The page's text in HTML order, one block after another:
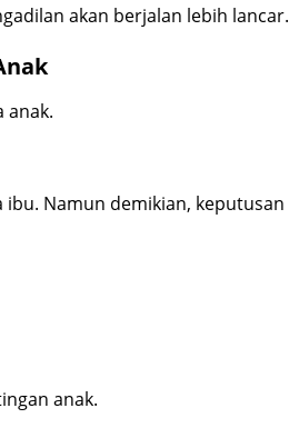
akan berjalan lebih lancar.
anak.
Namun demikian,
anak.